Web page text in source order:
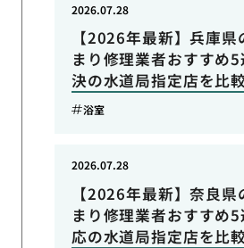
【2026年最新】兵庫県
まり修理業者おすすめ
決の水道局指定店を比
2026.07.28
浴室
【2026年最新】奈良県
まり修理業者おすすめ
応の水道局指定店を比
2026.07.28